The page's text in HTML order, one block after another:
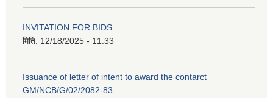
INVITATION FOR BIDS
मिति: 12/18/2025 - 11:33
Issuance of letter of intent to award the contarct
GM/NCB/G/02/2082-83